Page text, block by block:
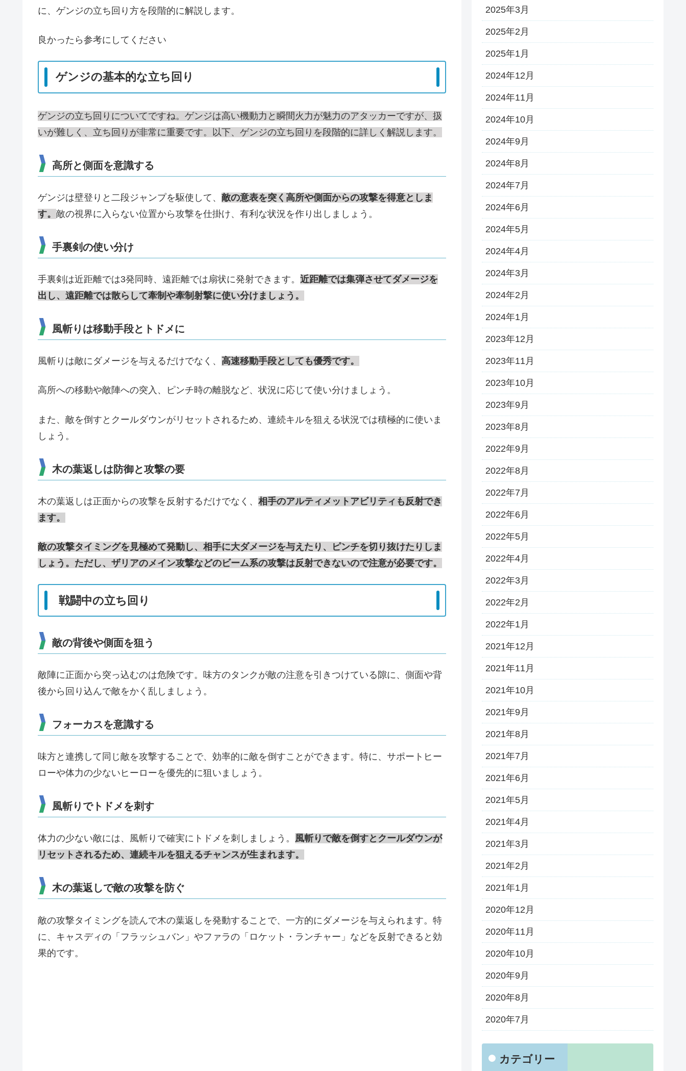
に、ゲンジの立ち回り方を段階的に解説します。
良かったら参考にしてください
ゲンジの基本的な立ち回り
ゲンジの立ち回りについてですね。ゲンジは高い機動力と瞬間火力が魅力のアタッカーですが、扱
いが難しく、立ち回りが非常に重要です。以下、ゲンジの立ち回りを段階的に詳しく解説します。
高所と側面を意識する
ゲンジは壁登りと二段ジャンプを駆使して、 敵の意表を突く高所や側面からの攻撃を得意としま
す。 敵の視界に入らない位置から攻撃を仕掛け、有利な状況を作り出しましょう。
手裏剣の使い分け
手裏剣は近距離では3発同時、遠距離では扇状に発射できます。 近距離では集弾させてダメージを
出し、遠距離では散らして牽制や牽制射撃に使い分けましょう。
風斬りは移動手段とトドメに
風斬りは敵にダメージを与えるだけでなく、 高速移動手段としても優秀です。
高所への移動や敵陣への突入、ピンチ時の離脱など、状況に応じて使い分けましょう。
また、敵を倒すとクールダウンがリセットされるため、連続キルを狙える状況では積極的に使いま
しょう。
木の葉返しは防御と攻撃の要
木の葉返しは正面からの攻撃を反射するだけでなく、 相手のアルティメットアビリティも反射でき
ます。
敵の攻撃タイミングを見極めて発動し、相手に大ダメージを与えたり、ピンチを切り抜けたりしま
しょう。ただし、ザリアのメイン攻撃などのビーム系の攻撃は反射できないので注意が必要です。
戦闘中の立ち回り
敵の背後や側面を狙う
敵陣に正面から突っ込むのは危険です。味方のタンクが敵の注意を引きつけている隙に、側面や背
後から回り込んで敵をかく乱しましょう。
フォーカスを意識する
味方と連携して同じ敵を攻撃することで、効率的に敵を倒すことができます。特に、サポートヒー
ローや体力の少ないヒーローを優先的に狙いましょう。
風斬りでトドメを刺す
体力の少ない敵には、風斬りで確実にトドメを刺しましょう。 風斬りで敵を倒すとクールダウンが
リセットされるため、連続キルを狙えるチャンスが生まれます。
木の葉返しで敵の攻撃を防ぐ
敵の攻撃タイミングを読んで木の葉返しを発動することで、一方的にダメージを与えられます。特
に、キャスディの「フラッシュバン」やファラの「ロケット・ランチャー」などを反射できると効
果的です。
2025年3月
2025年2月
2025年1月
2024年12月
2024年11月
2024年10月
2024年9月
2024年8月
2024年7月
2024年6月
2024年5月
2024年4月
2024年3月
2024年2月
2024年1月
2023年12月
2023年11月
2023年10月
2023年9月
2023年8月
2022年9月
2022年8月
2022年7月
2022年6月
2022年5月
2022年4月
2022年3月
2022年2月
2022年1月
2021年12月
2021年11月
2021年10月
2021年9月
2021年8月
2021年7月
2021年6月
2021年5月
2021年4月
2021年3月
2021年2月
2021年1月
2020年12月
2020年11月
2020年10月
2020年9月
2020年8月
2020年7月
カテゴリー